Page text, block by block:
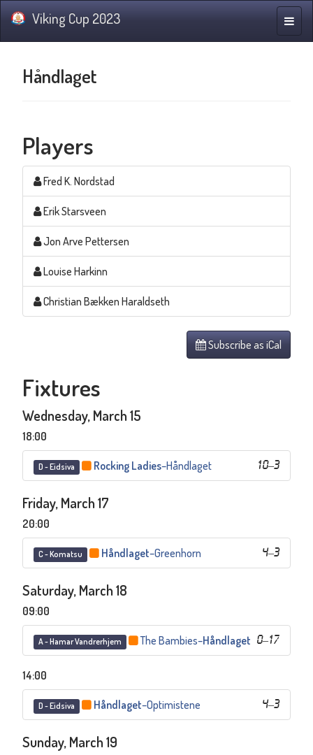
Toggle
Viking Cup 2023
Håndlaget
Players
Fred K. Nordstad
Erik Starsveen
Jon Arve Pettersen
Louise Harkinn
Christian Bækken Haraldseth
Subscribe as iCal
Fixtures
Wednesday, March 15
18:00
D - Eidsiva 10–3
Rocking Ladies–Håndlaget
Friday, March 17
20:00
C - Komatsu 4–3
Håndlaget–Greenhorn
Saturday, March 18
09:00
A - Hamar Vandrerhjem 0–17
The Bambies–Håndlaget
14:00
D - Eidsiva 4–3
Håndlaget–Optimistene
Sunday, March 19